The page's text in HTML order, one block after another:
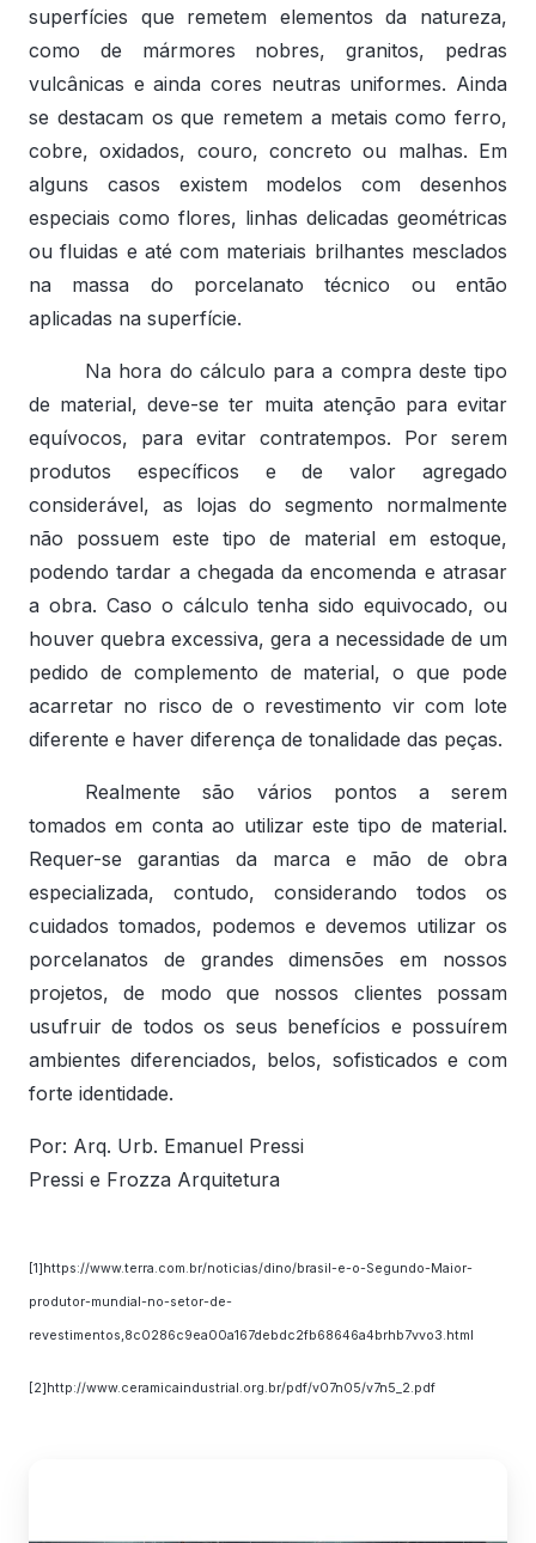
superfícies que remetem elementos da natureza,
como de mármores nobres, granitos, pedras
vulcânicas e ainda cores neutras uniformes. Ainda
se destacam os que remetem a metais como ferro,
cobre, oxidados, couro, concreto ou malhas. Em
alguns casos existem modelos com desenhos
especiais como flores, linhas delicadas geométricas
ou fluidas e até com materiais brilhantes mesclados
na massa do porcelanato técnico ou então
aplicadas na superfície.
Na hora do cálculo para a compra deste tipo
de material, deve-se ter muita atenção para evitar
equívocos, para evitar contratempos. Por serem
produtos específicos e de valor agregado
considerável, as lojas do segmento normalmente
não possuem este tipo de material em estoque,
podendo tardar a chegada da encomenda e atrasar
a obra. Caso o cálculo tenha sido equivocado, ou
houver quebra excessiva, gera a necessidade de um
pedido de complemento de material, o que pode
acarretar no risco de o revestimento vir com lote
diferente e haver diferença de tonalidade das peças.
Realmente são vários pontos a serem
tomados em conta ao utilizar este tipo de material.
Requer-se garantias da marca e mão de obra
especializada, contudo, considerando todos os
cuidados tomados, podemos e devemos utilizar os
porcelanatos de grandes dimensões em nossos
projetos, de modo que nossos clientes possam
usufruir de todos os seus benefícios e possuírem
ambientes diferenciados, belos, sofisticados e com
forte identidade.
Por: Arq. Urb. Emanuel Pressi
Pressi e Frozza Arquitetura
[1]https://www.terra.com.br/noticias/dino/brasil-e-o-Segundo-Maior-
produtor-mundial-no-setor-de-
revestimentos,8c0286c9ea00a167debdc2fb68646a4brhb7vvo3.html
[2]http://www.ceramicaindustrial.org.br/pdf/v07n05/v7n5_2.pdf